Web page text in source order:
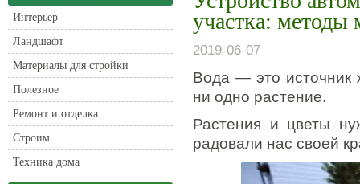
Интерьер
Ландшафт
Материалы для стройки
Полезное
Ремонт и отделка
Строим
Техника дома
участка: методы
2019-06-07
Вода — это источник
ни одно растение.
Растения и цветы
радовали нас своей